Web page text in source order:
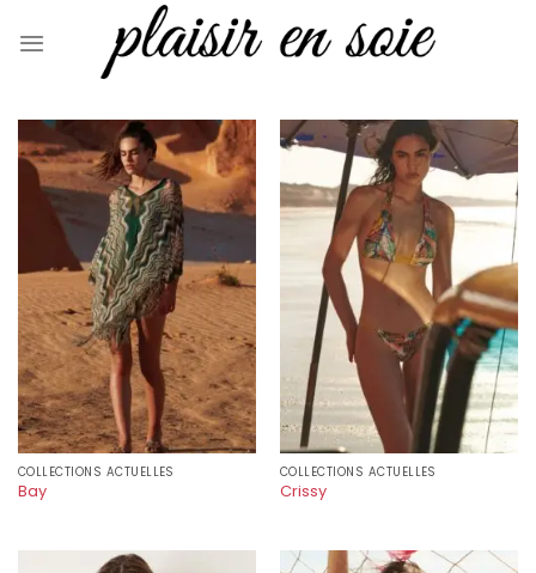
COLLECTIONS ACTUELLES
Bay
COLLECTIONS ACTUELLES
Crissy